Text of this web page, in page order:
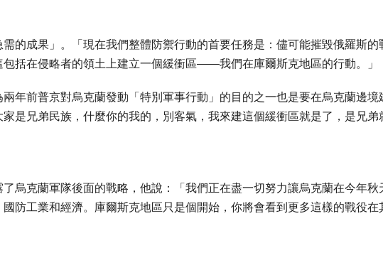
的成果」。「現在我們整體防禦行動的首要任務是：儘可能摧毀俄羅斯的
括在侵略者的領土上建立一個緩衝區——我們在庫爾斯克地區的行動。」
年前普京對烏克蘭發動「特別軍事行動」的目的之一也是要在烏克蘭邊境
是兄弟民族，什麼你的我的，別客氣，我來建這個緩衝區就是了，是兄弟
烏克蘭軍隊後面的戰略，他說：「我們正在盡一切努力讓烏克蘭在今年秋
防工業和經濟。庫爾斯克地區只是個開始，你將會看到更多這樣的戰役在